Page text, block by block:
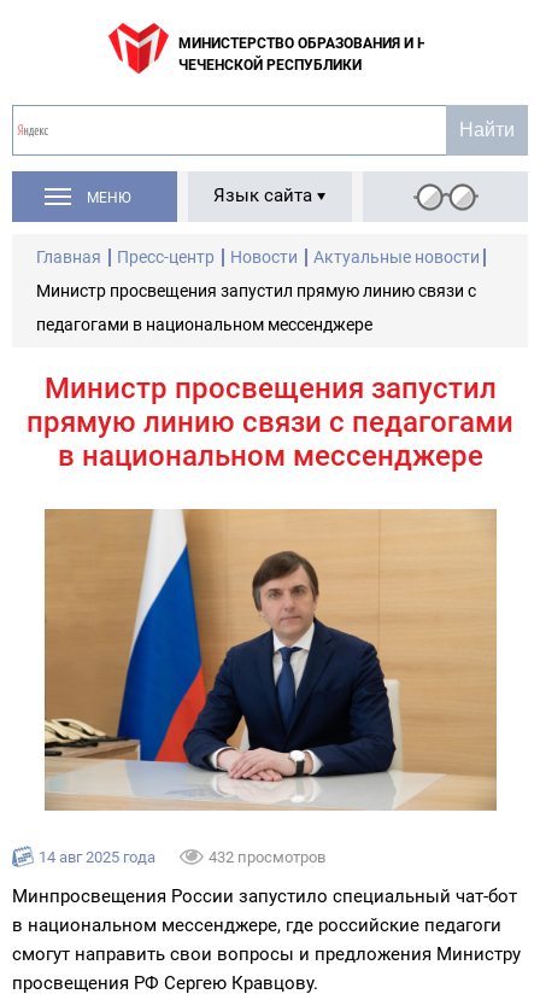
МИНИСТЕРСТВО ОБРАЗОВАНИЯ И НАУКИ
ЧЕЧЕНСКОЙ РЕСПУБЛИКИ
МЕНЮ Язык сайта
Главная Пресс-центр Новости
Актуальные новости
Министр просвещения запустил прямую линию связи с
педагогами в национальном мессенджере
Министр просвещения запустил
прямую линию связи с педагогами
в национальном мессенджере
14 авг 2025 года 432 просмотров
Минпросвещения России запустило специальный чат-бот
в национальном мессенджере, где российские педагоги
смогут направить свои вопросы и предложения Министру
просвещения РФ Сергею Кравцову.